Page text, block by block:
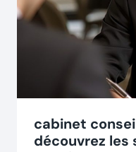
cabinet
découvrez les